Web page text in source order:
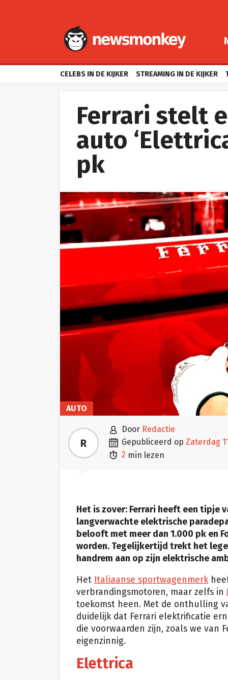
CELEBS IN DE KIJKER STREAMING IN DE KIJKER
Ferrari stelt
auto
pk
AUTO
R
 door Redactie
 gepubliceerd op zaterdag
 2 min lezen
Het is zover: Ferrari heeft een tipje
langverwachte elektrische
belooft met meer dan 1.000 pk en
worden. Tegelijkertijd trekt het
handrem aan op zijn elektrische
Het Italiaanse sportwagenmerk
verbrandingsmotoren, maar zelfs in
toekomst heen. Met de onthulling
duidelijk dat Ferrari elektrificatie
die voorwaarden zijn, zoals we van
eigenzinnig.
Elettrica